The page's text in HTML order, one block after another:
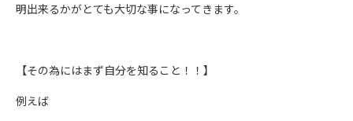
明出来るかがとても大切な事になってきます。
【その為にはまず自分を知ること！！】
例えば